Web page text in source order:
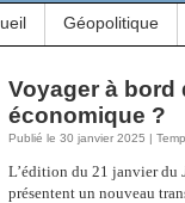
Géopolitique
Voyager à bord
économique ?
Publié le 30 janvier 2025 |
L’édition du 21 janvier du
présentent un nouveau